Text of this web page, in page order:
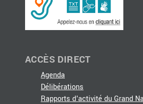
ACCÈS DIRECT
Agenda
Délibérations
Rapports d'activité du Grand